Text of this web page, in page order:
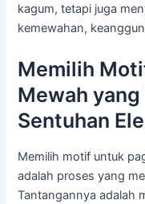
kagum, tetapi juga
kemewahan,
Memilih
Mewah
Sentuhan
Memilih motif untuk
adalah proses yang
Tantangannya adalah